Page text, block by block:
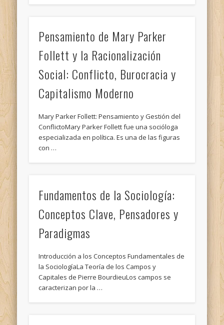
Pensamiento de Mary Parker
Follett y la Racionalización
Social: Conflicto, Burocracia y
Capitalismo Moderno
Mary Parker Follett: Pensamiento y Gestión del
ConflictoMary Parker Follett fue una socióloga
especializada en política. Es una de las figuras
con …
Fundamentos de la Sociología:
Conceptos Clave, Pensadores y
Paradigmas
Introducción a los Conceptos Fundamentales de
la SociologíaLa Teoría de los Campos y
Capitales de Pierre BourdieuLos campos se
caracterizan por la …